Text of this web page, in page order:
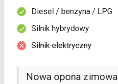
Nowa opona zimowa
Diesel / benzyna / LPG
Silnik hybrydowy
Silnik elektryczny